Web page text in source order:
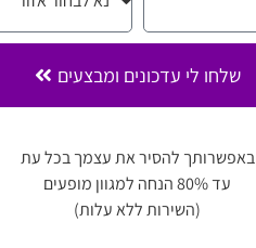
שלחו לי עדכונים ומבצעים
באפשרותך להסיר את עצמך בכל עת
עד 80% הנחה למגוון מופעים
(השירות ללא עלות)